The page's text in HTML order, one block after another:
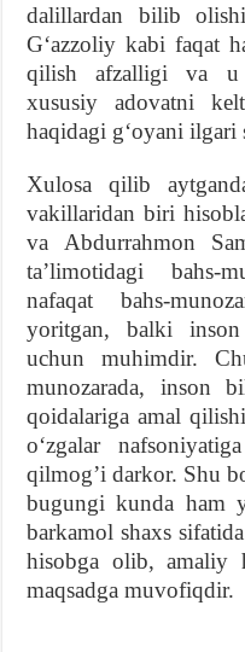
dalillardan bilib
G‘azzoliy kabi faqat
qilish afzalligi va u
xususiy adovatni
haqidagi g‘oyani ilgari
Xulosa qilib
vakillaridan biri
va Abdurrahmon
ta’limotidagi bahs-
nafaqat bahs-
yoritgan, balki
uchun muhimdir.
munozarada, inson
qoidalariga amal
o‘zgalar
qilmog’i darkor. Shu
bugungi kunda ham
barkamol shaxs
hisobga olib, amaliy
maqsadga muvofiqdir.